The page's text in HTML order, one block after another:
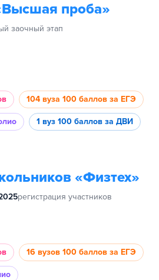
проба»
заочный этап
104 вуза 100 баллов за ЕГЭ
1 вуз 100 баллов за ДВИ
«Физтех»
регистрация участников
16 вузов 100 баллов за ЕГЭ